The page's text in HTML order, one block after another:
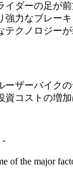
ダーの足が
力なブレー
クノロジー
ザーバイク
コストの増
-
of the major